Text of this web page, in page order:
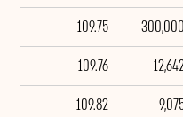
300,000
109.75
109.76
109.82